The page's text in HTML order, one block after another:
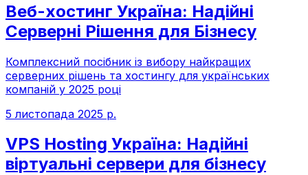
Веб-хостинг Україна: Надійні
Серверні Рішення для Бізнесу
Комплексний посібник із вибору найкращих
серверних рішень та хостингу для українських
компаній у 2025 році
5 листопада 2025 р.
VPS Hosting Україна: Надійні
віртуальні сервери для бізнесу